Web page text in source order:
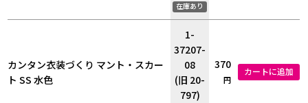
在庫あり
カンタン衣装づくり マント・スカー
ト SS 水色
1-
37207-
08
(旧 20-
797)
370
円
カートに追加